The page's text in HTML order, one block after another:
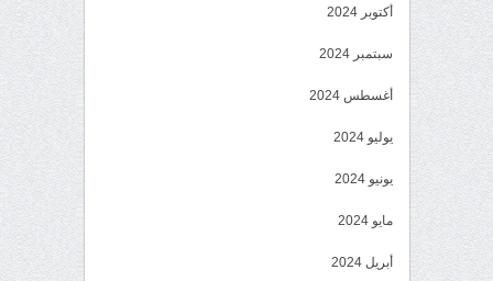
أكتوبر 2024
سبتمبر 2024
أغسطس 2024
يوليو 2024
يونيو 2024
مايو 2024
أبريل 2024